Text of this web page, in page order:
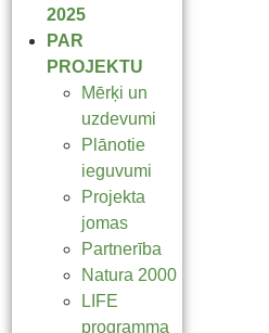
2025
PAR
PROJEKTU
Mērķi un
uzdevumi
Plānotie
ieguvumi
Projekta
jomas
Partnerība
Natura 2000
LIFE
programma